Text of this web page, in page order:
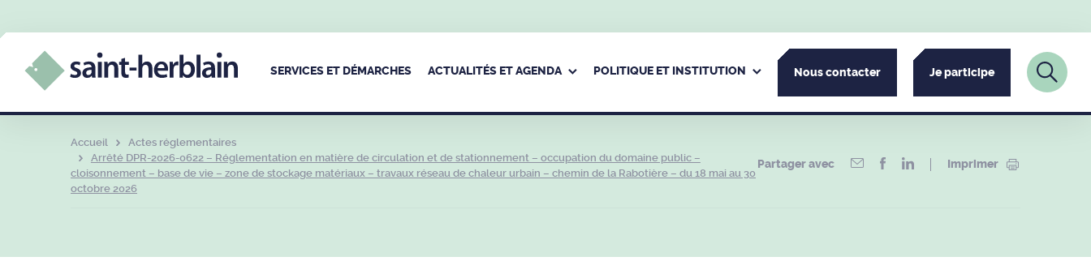
SERVICES ET DÉMARCHES ACTUALITÉS ET AGENDA POLITIQUE ET INSTITUTION Nous contacter Je participe
Accueil
Actes réglementaires
Arrêté DPR-2026-0622 – Réglementation en matière de circulation et de stationnement – occupation du domaine public –
cloisonnement – base de vie – zone de stockage matériaux – travaux réseau de chaleur urbain – chemin de la Rabotière – du 18 mai au 30
octobre 2026
Partager avec Imprimer